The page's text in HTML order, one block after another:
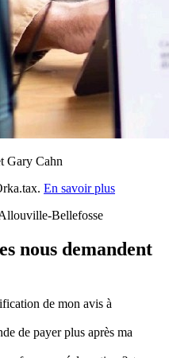
Gary Cahn
En savoir plus
Bellefosse
nous demandent
de mon avis à
de payer plus après ma